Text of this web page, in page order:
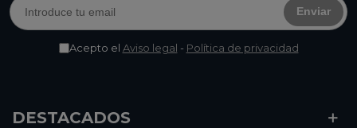
Enviar
Acepto el Aviso legal - Política de privacidad
DESTACADOS